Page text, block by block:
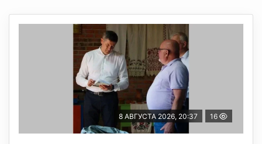
8 АВГУСТА 2026, 20:37 16